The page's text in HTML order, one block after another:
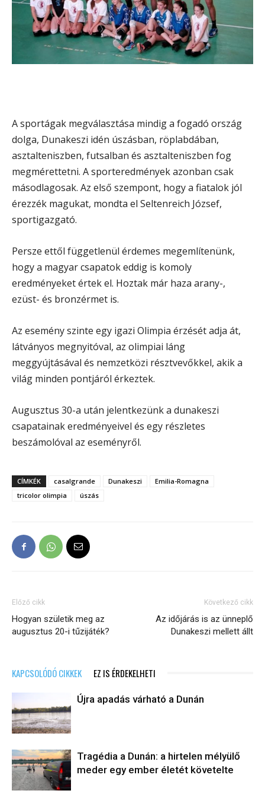
A sportágak megválasztása mindig a fogadó ország
dolga, Dunakeszi idén úszásban, röplabdában,
asztalteniszben, futsalban és asztalteniszben fog
megmérettetni. A sporteredmények azonban csak
másodlagosak. Az első szempont, hogy a fiatalok jól
érezzék magukat, mondta el Seltenreich József,
sportigazgató.
Persze ettől függetlenül érdemes megemlítenünk,
hogy a magyar csapatok eddig is komoly
eredményeket értek el. Hoztak már haza arany-,
ezüst- és bronzérmet is.
Az esemény szinte egy igazi Olimpia érzését adja át,
látványos megnyitóval, az olimpiai láng
meggyújtásával és nemzetközi résztvevőkkel, akik a
világ minden pontjáról érkeztek.
Augusztus 30-a után jelentkezünk a dunakeszi
csapatainak eredményeivel és egy részletes
beszámolóval az eseményről.
CÍMKÉK casalgrande Dunakeszi
Emilia-Romagna
tricolor olimpia
úszás
Előző cikk
Hogyan születik meg az
augusztus 20-i tűzijáték?
Következő cikk
Az időjárás is az ünneplő
Dunakeszi mellett állt
KAPCSOLÓDÓ CIKKEK EZ IS ÉRDEKELHETI
Újra apadás várható a Dunán
Tragédia a Dunán: a hirtelen mélyülő
meder egy ember életét követelte